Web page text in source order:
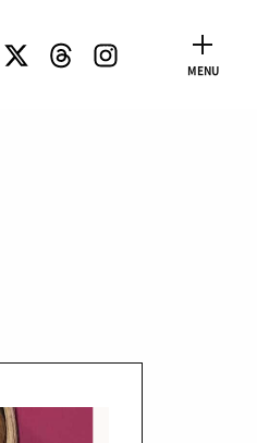
CLOSE
MENU